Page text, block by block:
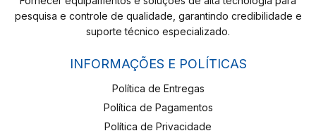
pesquisa e controle de qualidade, garantindo credibilidade e
suporte técnico especializado.
INFORMAÇÕES E POLÍTICAS
Política de Entregas
Política de Pagamentos
Política de Privacidade